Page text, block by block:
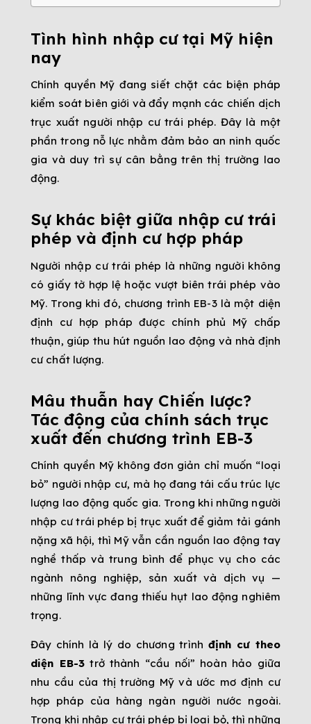
Tình hình nhập cư tại Mỹ hiện
nay
Chính quyền Mỹ đang siết chặt các biện pháp
kiểm soát biên giới và đẩy mạnh các chiến dịch
trục xuất người nhập cư trái phép. Đây là một
phần trong nỗ lực nhằm đảm bảo an ninh quốc
gia và duy trì sự cân bằng trên thị trường lao
động.
Sự khác biệt giữa nhập cư trái
phép và định cư hợp pháp
Người nhập cư trái phép là những người không
có giấy tờ hợp lệ hoặc vượt biên trái phép vào
Mỹ. Trong khi đó, chương trình EB-3 là một diện
định cư hợp pháp được chính phủ Mỹ chấp
thuận, giúp thu hút nguồn lao động và nhà định
cư chất lượng.
Mâu thuẫn hay Chiến lược?
Tác động của chính sách trục
xuất đến chương trình EB-3
Chính quyền Mỹ không đơn giản chỉ muốn “loại
bỏ” người nhập cư, mà họ đang tái cấu trúc lực
lượng lao động quốc gia. Trong khi những người
nhập cư trái phép bị trục xuất để giảm tải gánh
nặng xã hội, thì Mỹ vẫn cần nguồn lao động tay
nghề thấp và trung bình để phục vụ cho các
ngành nông nghiệp, sản xuất và dịch vụ —
những lĩnh vực đang thiếu hụt lao động nghiêm
trọng.
Đây chính là lý do chương trình định cư theo
diện EB-3 trở thành “cầu nối” hoàn hảo giữa
nhu cầu của thị trường Mỹ và ước mơ định cư
hợp pháp của hàng ngàn người nước ngoài.
Trong khi nhập cư trái phép bị loại bỏ, thì những